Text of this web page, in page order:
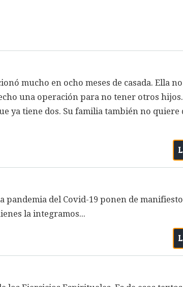
mucho en ocho meses de casada. Ella
una operación para no tener otros
ya tiene dos. Su familia también no quiere
del Covid-19 ponen de
la integramos...